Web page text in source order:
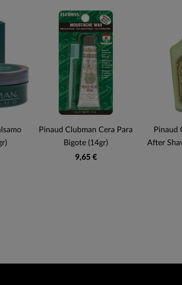
Pinaud Clubman Cera Para
Bigote (14gr)
9,65 €
Pinaud
After